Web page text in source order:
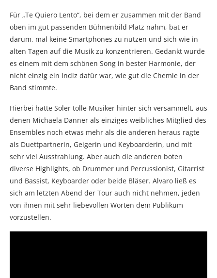
Für „Te Quiero Lento“, bei dem er zusammen mit der Band
oben im gut passenden Bühnenbild Platz nahm, bat er
darum, mal keine Smartphones zu nutzen und sich wie in
alten Tagen auf die Musik zu konzentrieren. Gedankt wurde
es einem mit dem schönen Song in bester Harmonie, der
nicht einzig ein Indiz dafür war, wie gut die Chemie in der
Band stimmte.
Hierbei hatte Soler tolle Musiker hinter sich versammelt, aus
denen Michaela Danner als einziges weibliches Mitglied des
Ensembles noch etwas mehr als die anderen heraus ragte
als Duettpartnerin, Geigerin und Keyboarderin, und mit
sehr viel Ausstrahlung. Aber auch die anderen boten
diverse Highlights, ob Drummer und Percussionist, Gitarrist
und Bassist, Keyboarder oder beide Bläser. Alvaro ließ es
sich am letzten Abend der Tour auch nicht nehmen, jeden
von ihnen mit sehr liebevollen Worten dem Publikum
vorzustellen.